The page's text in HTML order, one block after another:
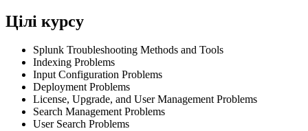
Цілі курсу
Splunk Troubleshooting Methods and Tools
Indexing Problems
Input Configuration Problems
Deployment Problems
License, Upgrade, and User Management Problems
Search Management Problems
User Search Problems